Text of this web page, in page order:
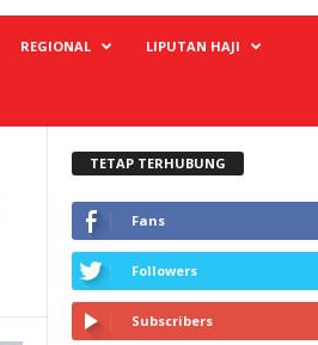
REGIONAL LIPUTAN HAJI
TETAP TERHUBUNG
Fans
Followers
Subscribers